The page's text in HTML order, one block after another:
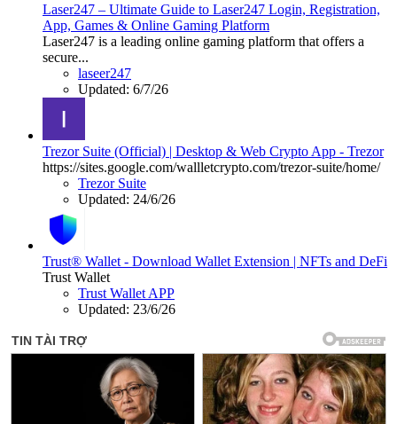
Laser247 – Ultimate Guide to Laser247 Login, Registration,
App, Games & Online Gaming Platform
Laser247 is a leading online gaming platform that offers a
secure...
laseer247
Updated: 6/7/26
Trezor Suite (Official) | Desktop & Web Crypto App - Trezor
https://sites.google.com/wallletcrypto.com/trezor-suite/home/
Trezor Suite
Updated: 24/6/26
Trust® Wallet - Download Wallet Extension | NFTs and DeFi
Trust Wallet
Trust Wallet APP
Updated: 23/6/26